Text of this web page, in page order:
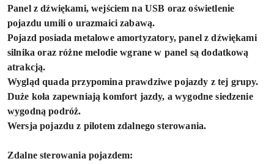
Panel z dźwiękami, wejściem na USB oraz oświetlenie
pojazdu umili o urazmaici zabawą.
Pojazd posiada metalowe amortyzatory, panel z dźwiękami
silnika oraz różne melodie wgrane w panel są dodatkową
atrakcją.
Wygląd quada przypomina prawdziwe pojazdy z tej grupy.
Duże koła zapewniają komfort jazdy, a wygodne siedzenie
wygodną podróż.
Wersja pojazdu z pilotem zdalnego sterowania.
Zdalne sterowania pojazdem: